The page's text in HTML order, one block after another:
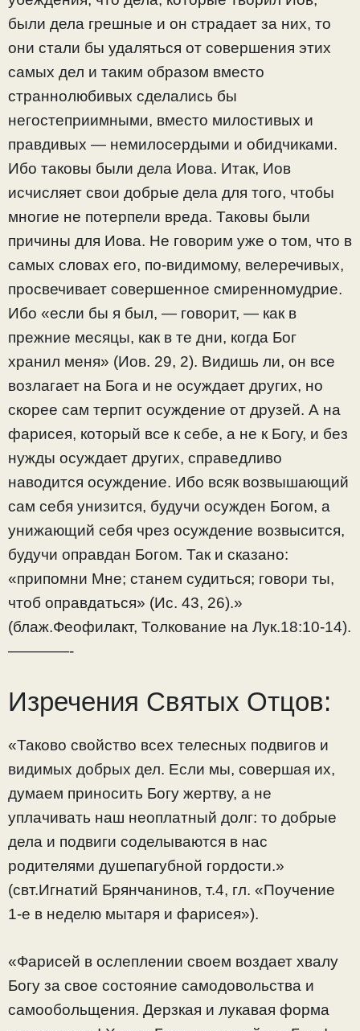
были дела грешные и он страдает за них, то
они стали бы удаляться от совершения этих
самых дел и таким образом вместо
страннолюбивых сделались бы
негостеприимными, вместо милостивых и
правдивых — немилосердыми и обидчиками.
Ибо таковы были дела Иова. Итак, Иов
исчисляет свои добрые дела для того, чтобы
многие не потерпели вреда. Таковы были
причины для Иова. Не говорим уже о том, что в
самых словах его, по-видимому, велеречивых,
просвечивает совершенное смиренномудрие.
Ибо «если бы я был, — говорит, — как в
прежние месяцы, как в те дни, когда Бог
хранил меня» (Иов. 29, 2). Видишь ли, он все
возлагает на Бога и не осуждает других, но
скорее сам терпит осуждение от друзей. А на
фарисея, который все к себе, а не к Богу, и без
нужды осуждает других, справедливо
наводится осуждение. Ибо всяк возвышающий
сам себя унизится, будучи осужден Богом, а
унижающий себя чрез осуждение возвысится,
будучи оправдан Богом. Так и сказано:
«припомни Мне; станем судиться; говори ты,
чтоб оправдаться» (Ис. 43, 26).»
(блаж.Феофилакт, Толкование на Лук.18:10-14).
————-
Изречения Святых Отцов:
«Таково свойство всех телесных подвигов и
видимых добрых дел. Если мы, совершая их,
думаем приносить Богу жертву, а не
уплачивать наш неоплатный долг: то добрые
дела и подвиги соделываются в нас
родителями душепагубной гордости.»
(свт.Игнатий Брянчанинов, т.4, гл. «Поучение
1-е в неделю мытаря и фарисея»).
«Фарисей в ослеплении своем воздает хвалу
Богу за свое состояние самодовольства и
самообольщения. Дерзкая и лукавая форма